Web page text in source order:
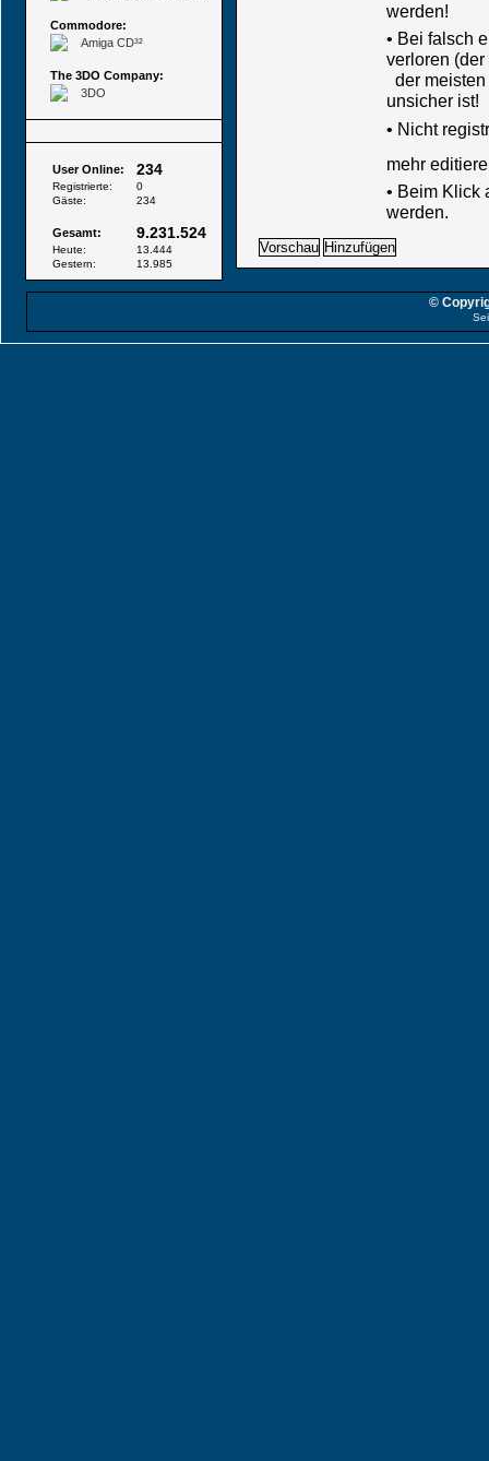
Commodore:
Amiga CD³²
The 3DO Company:
3DO
User Online: 234
Registrierte:
0
Gäste:
234
Gesamt: 9.231.524
Heute:
13.444
Gestern:
13.985
werden!
• Bei falsch
verloren
der
unsicher ist!
• Nicht
mehr
• Beim Klick
werden.
©